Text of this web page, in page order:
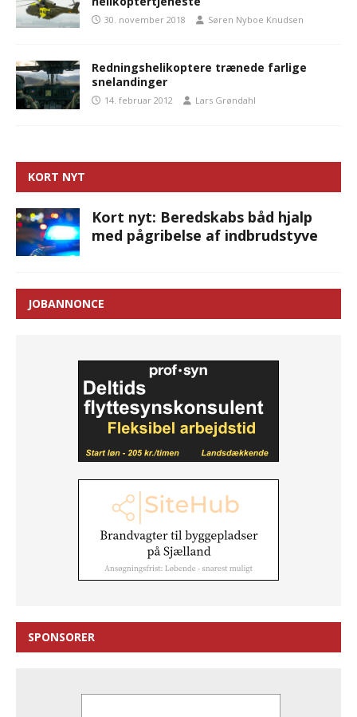
30. november 2018 Søren Nyboe Knudsen
Redningshelikoptere trænede farlige
snelandinger
14. februar 2012 Lars Grøndahl
KORT NYT
Kort nyt: Beredskabs båd hjalp
med pågribelse af indbrudstyve
JOBANNONCE
SPONSORER